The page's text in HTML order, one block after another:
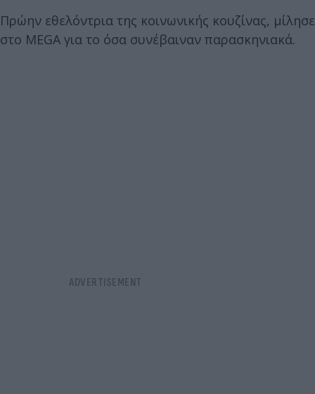
Πρώην εθελόντρια της κοινωνικής κουζίνας, μίλησε
στο MEGA για το όσα συνέβαιναν παρασκηνιακά.